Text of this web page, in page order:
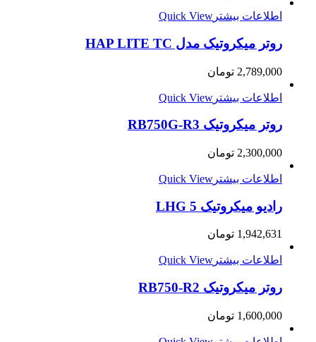
اطلاعات بیشتر Quick View
روتر میکروتیک مدل HAP LITE TC
2,789,000 تومان
اطلاعات بیشتر Quick View
روتر میکروتیک RB750G-R3
2,300,000 تومان
اطلاعات بیشتر Quick View
رادیو میکروتیک LHG 5
1,942,631 تومان
اطلاعات بیشتر Quick View
روتر میکروتیک RB750-R2
1,600,000 تومان